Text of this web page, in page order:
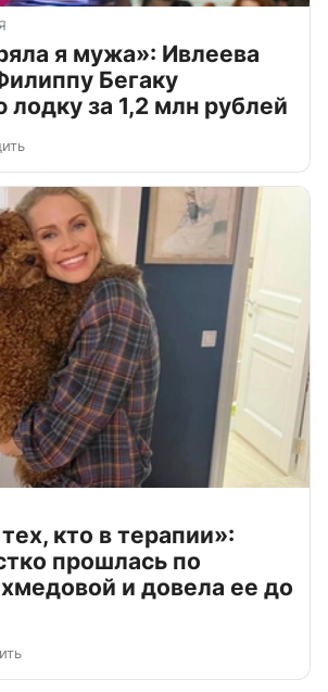
я мужа»: Ивлеева
Бегаку
за 1,2 млн рублей
кто в терапии»:
прошлась по
и довела ее до